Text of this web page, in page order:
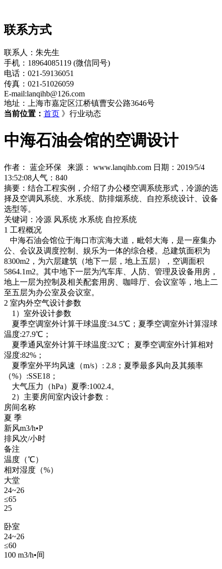
联系方式
联系人：朱先生
手机：18964085119 (微信同号)
电话：021-59136051
传真：021-51026059
E-mail:lanqihb@126.com
地址：上海市嘉定区江桥镇曹安公路3646号
当前位置： 首页 》行业动态
中海石油会馆的空调设计
作者： 蓝企环保 来源： www.lanqihb.com 日期：2019/5/4
13:52:08人气：840
摘要：结合工程实例，介绍了办公楼空调系统形式，冷源的选
择及空调风系统、水系统、防排烟系统、自控系统设计、设备
选型等。
关键词：冷源 风系统 水系统 自控系统
1 工程概况
中海石油会馆位于海口市滨海大道，毗邻大海，是一座集办
公、会议及调度控制、娱乐为一体的综合楼。总建筑面积为
8300m2，为六层建筑（地下一层，地上五层），空调面积
5864.1m2。其中地下一层为汽车库、人防、管理及设备用房，
地上一层为控制及相关配套用房、咖啡厅、会议室等，地上二
至五层为办公室及会议室。
2 室内外空气设计参数
1）室外设计参数
夏季空调室外计算干球温度:34.5℃；夏季空调室外计算湿球
温度:27.9℃；
夏季通风室外计算干球温度:32℃； 夏季空调室外计算相对
湿度:82%；
夏季室外平均风速（m/s）: 2.8；夏季最多风向及其频率
（%）:SSE18；
大气压力（hPa）夏季:1002.4。
2）主要房间室内设计参数：
房间名称
夏 季
新风m3/h•P
排风次/小时
备注
温度（℃）
相对湿度（%）
大堂
24~26
≤65
25
卧室
24~26
≤60
100 m3/h•间